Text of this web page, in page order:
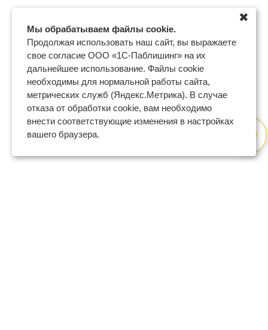
Мы обрабатываем файлы cookie.
Продолжая использовать наш сайт, вы выражаете
свое согласие ООО «1С-Паблишинг» на их
дальнейшее использование. Файлы cookie
необходимы для нормальной работы сайта,
метрических служб (Яндекс.Метрика). В случае
отказа от обработки cookie, вам необходимо
внести соответствующие изменения в настройках
вашего браузера.
✖